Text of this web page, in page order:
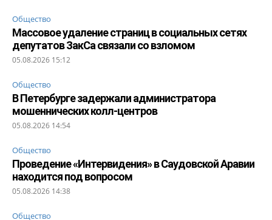
Общество
Массовое удаление страниц в социальных сетях
депутатов ЗакСа связали со взломом
05.08.2026 15:12
Общество
В Петербурге задержали администратора
мошеннических колл-центров
05.08.2026 14:54
Общество
Проведение «Интервидения» в Саудовской Аравии
находится под вопросом
05.08.2026 14:38
Общество